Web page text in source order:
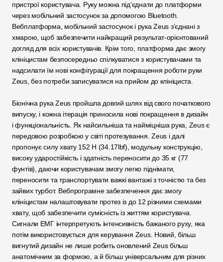
пристрої користувача. Руку можна під’єднати до платформи
через мобільний застосунок за допомогою Bluetooth.
Вебплатформа, мобільний застосунок і рука Zeus з’єднані з
хмарою, щоб забезпечити найкращий результат-орієнтований
догляд для всіх користувачів. Крім того, платформа дає змогу
клініцистам безпосередньо спілкуватися з користувачами та
надсилати їм нові конфігурації для покращення роботи руки
Zeus, без потреби записуватися на прийом до клініциста.
Біонічна рука Zeus пройшла довгий шлях від свого початкового
випуску, і кожна ітерація приносила нові покращення в дизайн
і функціональність. Як найсильніша та найміцніша рука, Zeus є
передовою розробкою у світі протезування. Zeus і далі
пропонує силу хвату 152 Н (34.17lbf), модульну конструкцію,
високу ударостійкість і здатність переносити до 35 кг (77
фунтів), даючи користувачам змогу легко піднімати,
переносити та транспортувати важкі вантажі з точністю та без
зайвих турбот. Вебпрограмне забезпечення дає змогу
клініцистам налаштовувати протез із до 12 різними схемами
хвату, щоб забезпечити сумісність із життям користувача.
Сигнали ЕМГ інтерпретують інтенсивність бажаного руху, яка
потім використовується для керування Zeus. Новий, більш
вигнутий дизайн не лише робить оновлений Zeus більш
анатомічним за формою, а й більш універсальним для різних